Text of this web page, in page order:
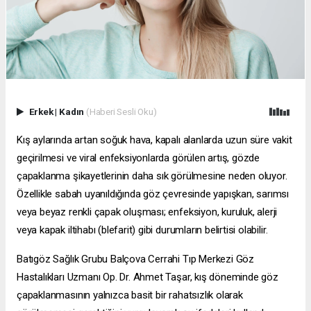
Erkek| Kadın (Haberi Sesli Oku)
Kış aylarında artan soğuk hava, kapalı alanlarda uzun süre vakit
geçirilmesi ve viral enfeksiyonlarda görülen artış, gözde
çapaklanma şikayetlerinin daha sık görülmesine neden oluyor.
Özellikle sabah uyanıldığında göz çevresinde yapışkan, sarımsı
veya beyaz renkli çapak oluşması; enfeksiyon, kuruluk, alerji
veya kapak iltihabı (blefarit) gibi durumların belirtisi olabilir.
Batıgöz Sağlık Grubu Balçova Cerrahi Tıp Merkezi Göz
Hastalıkları Uzmanı Op. Dr. Ahmet Taşar, kış döneminde göz
çapaklanmasının yalnızca basit bir rahatsızlık olarak